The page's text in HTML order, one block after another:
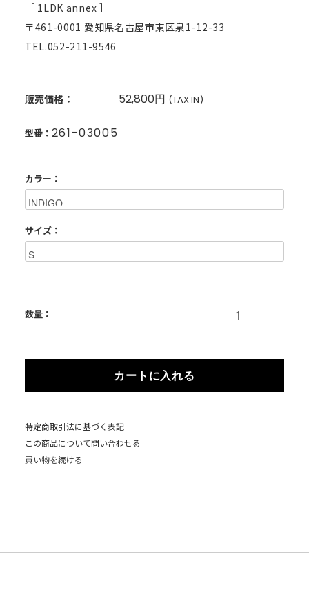
［ 1LDK annex ］
〒461-0001 愛知県名古屋市東区泉1-12-33
TEL.052-211-9546
販売価格： 52,800円 (TAX IN)
型番： 261-03005
カラー：
サイズ：
数量：
カートに入れる
特定商取引法に基づく表記
この商品について問い合わせる
買い物を続ける